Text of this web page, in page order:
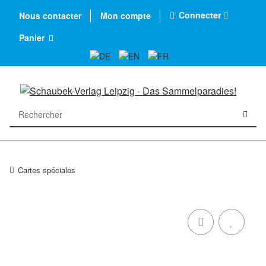
Nous contacter Mon compte
Connecter
Panier
Cartes spéciales